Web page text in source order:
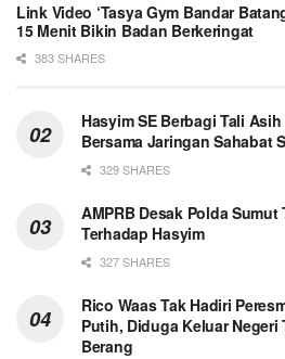
Link Video ‘Tasya Gym Bandar
15 Menit Bikin Badan Berkeringat
383 SHARES
Hasyim SE Berbagi Tali
Bersama Jaringan Sahabat
329 SHARES
AMPRB Desak Polda
Terhadap Hasyim
327 SHARES
Rico Waas Tak Hadiri
Putih, Diduga Keluar Negeri
Berang